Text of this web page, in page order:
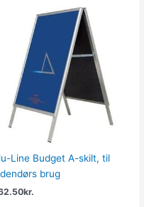
Line Budget A-skilt, til
brug
kr.